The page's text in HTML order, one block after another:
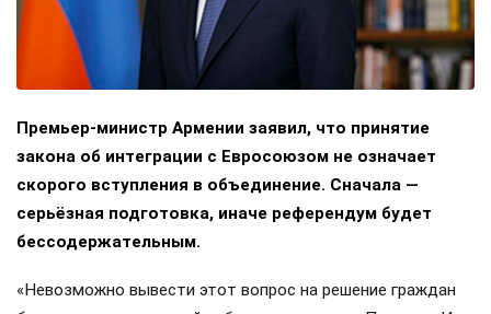
Премьер-министр Армении заявил, что принятие
закона об интеграции с Евросоюзом не означает
скорого вступления в объединение. Сначала —
серьёзная подготовка, иначе референдум будет
бессодержательным.
«Невозможно вывести этот вопрос на решение граждан